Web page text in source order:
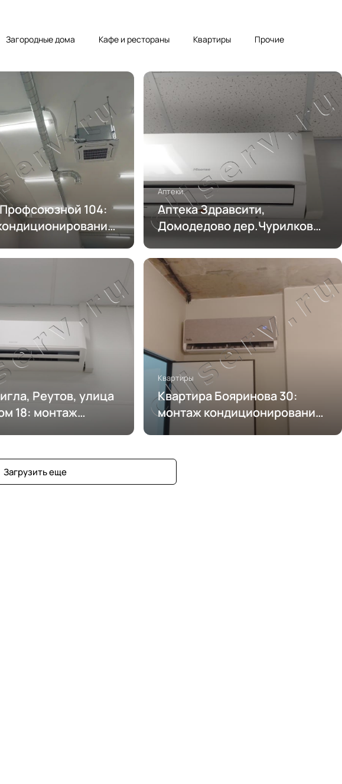
Загородные дома Кафе и рестораны Квартиры Прочие
104:
Аптеки
Аптека Здравсити,
Домодедово дер.Чурилково
кондиционирования
Реутов, улица
18: монтаж
Квартиры
Квартира Бояринова 30:
монтаж кондиционирования
и вентиляции
Загрузить еще